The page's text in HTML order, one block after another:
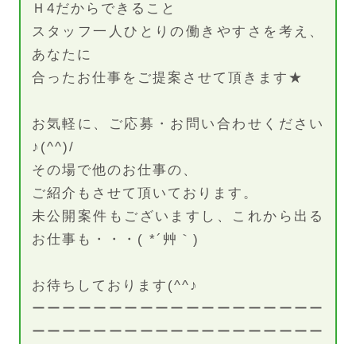
Ｈ4だからできること
スタッフ一人ひとりの働きやすさを考え、
あなたに
合ったお仕事をご提案させて頂きます★
お気軽に、ご応募・お問い合わせください
♪(^^)/
その場で他のお仕事の、
ご紹介もさせて頂いております。
未公開案件もございますし、これから出る
お仕事も・・・( *´艸｀)
お待ちしております(^^♪
ーーーーーーーーーーーーーーーーーーー
ーーーーーーーーーーーーーーーーーーー